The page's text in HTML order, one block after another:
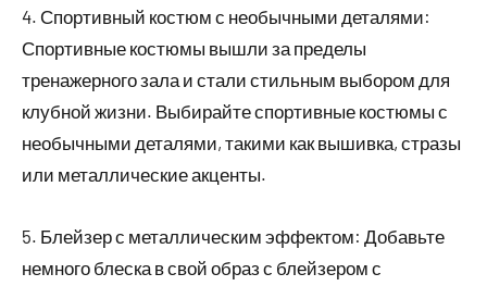
4. Спортивный костюм с необычными деталями:
Спортивные костюмы вышли за пределы
тренажерного зала и стали стильным выбором для
клубной жизни. Выбирайте спортивные костюмы с
необычными деталями, такими как вышивка, стразы
или металлические акценты.
5. Блейзер с металлическим эффектом: Добавьте
немного блеска в свой образ с блейзером с